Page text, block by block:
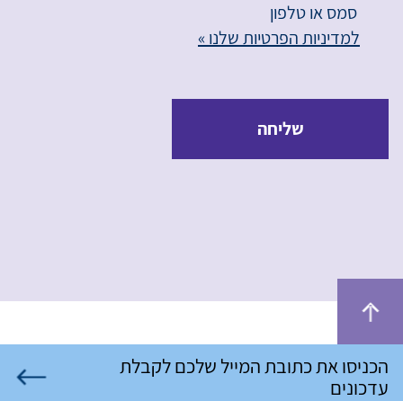
סמס או טלפון
למדיניות הפרטיות שלנו »
שליחה